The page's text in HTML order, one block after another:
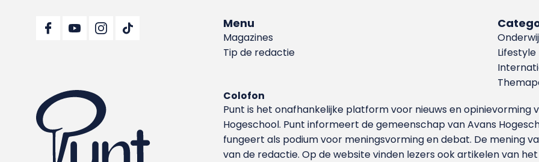
Menu
Magazines
Tip de redactie
Lifestyle
Colofon
Punt is het onafhankelijke platform voor nieuws en
Hoge­school. Punt informeert de gemeenschap van Avans
fungeert als podium voor meningsvorming en debat. De mening
van de redactie. Op de website vinden lezers ook artikelen van